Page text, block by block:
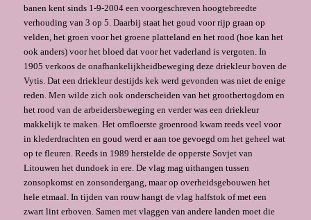
banen kent sinds 1-9-2004 een voorgeschreven hoogtebreedte
verhouding van 3 op 5. Daarbij staat het goud voor rijp graan op
velden, het groen voor het groene platteland en het rood (hoe kan het
ook anders) voor het bloed dat voor het vaderland is vergoten. In
1905 verkoos de onafhankelijkheidbeweging deze driekleur boven de
Vytis. Dat een driekleur destijds kek werd gevonden was niet de enige
reden. Men wilde zich ook onderscheiden van het groothertogdom en
het rood van de arbeidersbeweging en verder was een driekleur
makkelijk te maken. Het omfloerste groenrood kwam reeds veel voor
in klederdrachten en goud werd er aan toe gevoegd om het geheel wat
op te fleuren. Reeds in 1989 herstelde de opperste Sovjet van
Litouwen het dundoek in ere. De vlag mag uithangen tussen
zonsopkomst en zonsondergang, maar op overheidsgebouwen het
hele etmaal. In tijden van rouw hangt de vlag halfstok of met een
zwart lint erboven. Samen met vlaggen van andere landen moet die